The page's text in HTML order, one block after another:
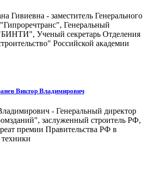
Гивиевна - заместитель Генерального
Генеральный
Ученый секретарь Отделения
Российской академии
Виктор Владимирович
- Генеральный директор
заслуженный строитель РФ,
премии Правительства РФ в